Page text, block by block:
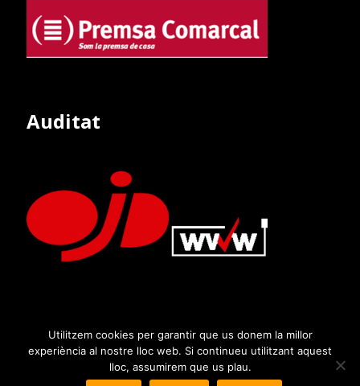
Auditat
Utilitzem cookies per garantir que us donem la millor
experiència al nostre lloc web. Si continueu utilitzant aquest
lloc, assumirem que us plau.